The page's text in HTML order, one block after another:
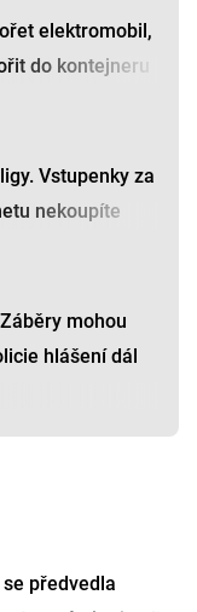
elektromobil,
do kontejneru
Vstupenky za
nekoupíte
mohou
hlášení dál
předvedla